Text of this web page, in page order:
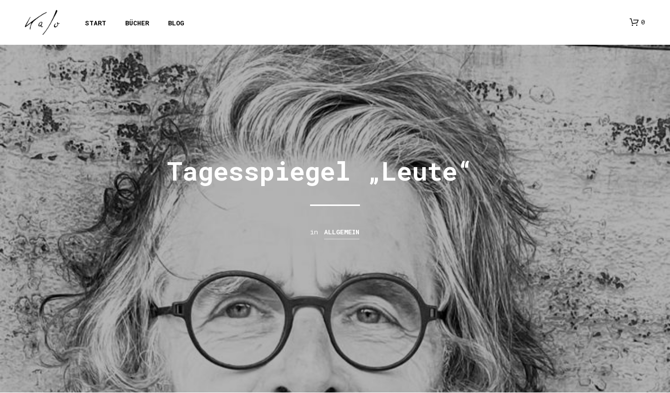
START BÜCHER BLOG 0
E
S
B
N
I
C
N
E
P
R
O
D
U
K
E
Tagesspiegel „Leute“ ￼
in ALLGEMEIN